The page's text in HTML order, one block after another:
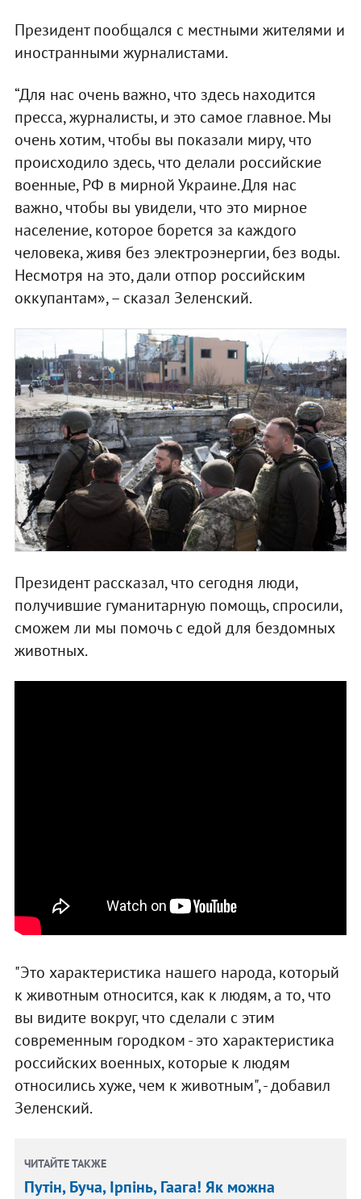
Президент пообщался с местными жителями и
иностранными журналистами.
“Для нас очень важно, что здесь находится
пресса, журналисты, и это самое главное. Мы
очень хотим, чтобы вы показали миру, что
происходило здесь, что делали российские
военные, РФ в мирной Украине. Для нас
важно, чтобы вы увидели, что это мирное
население, которое борется за каждого
человека, живя без электроэнергии, без воды.
Несмотря на это, дали отпор российским
оккупантам», – сказал Зеленский.
Президент рассказал, что сегодня люди,
получившие гуманитарную помощь, спросили,
сможем ли мы помочь с едой для бездомных
животных.
"Это характеристика нашего народа, который
к животным относится, как к людям, а то, что
вы видите вокруг, что сделали с этим
современным городком - это характеристика
российских военных, которые к людям
относились хуже, чем к животным", - добавил
Зеленский.
ЧИТАЙТЕ ТАКЖЕ
Путін, Буча, Ірпінь, Гаага! Як можна